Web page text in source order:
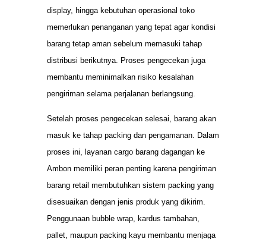
display, hingga kebutuhan operasional toko
memerlukan penanganan yang tepat agar kondisi
barang tetap aman sebelum memasuki tahap
distribusi berikutnya. Proses pengecekan juga
membantu meminimalkan risiko kesalahan
pengiriman selama perjalanan berlangsung.
Setelah proses pengecekan selesai, barang akan
masuk ke tahap packing dan pengamanan. Dalam
proses ini, layanan cargo barang dagangan ke
Ambon memiliki peran penting karena pengiriman
barang retail membutuhkan sistem packing yang
disesuaikan dengan jenis produk yang dikirim.
Penggunaan bubble wrap, kardus tambahan,
pallet, maupun packing kayu membantu menjaga